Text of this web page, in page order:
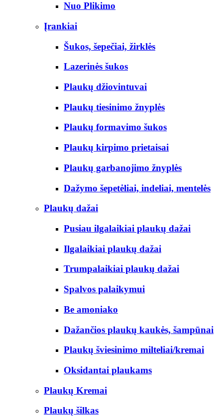
Nuo Plikimo
Įrankiai
Šukos, šepečiai, žirklės
Lazerinės šukos
Plaukų džiovintuvai
Plaukų tiesinimo žnyplės
Plaukų formavimo šukos
Plaukų kirpimo prietaisai
Plaukų garbanojimo žnyplės
Dažymo šepetėliai, indeliai, mentelės
Plaukų dažai
Pusiau ilgalaikiai plaukų dažai
Ilgalaikiai plaukų dažai
Trumpalaikiai plaukų dažai
Spalvos palaikymui
Be amoniako
Dažančios plaukų kaukės, šampūnai
Plaukų šviesinimo milteliai/kremai
Oksidantai plaukams
Plaukų Kremai
Plaukų šilkas